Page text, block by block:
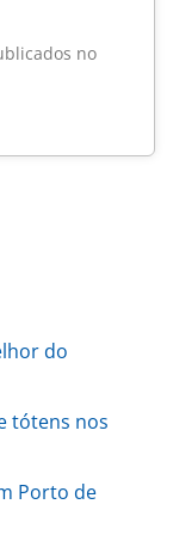
no
do
tótens nos
Porto de